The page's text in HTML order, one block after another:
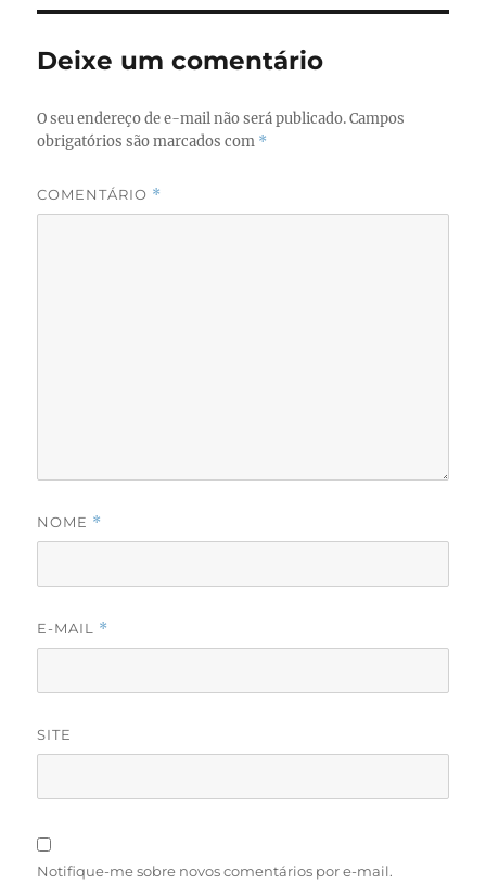
Deixe um comentário
O seu endereço de e-mail não será publicado. Campos
obrigatórios são marcados com *
COMENTÁRIO *
NOME *
E-MAIL *
SITE
Notifique-me sobre novos comentários por e-mail.